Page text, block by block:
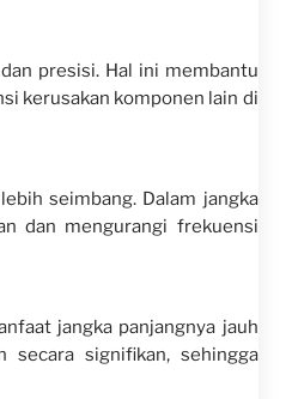
presisi. Hal ini membantu
kerusakan komponen lain di
seimbang. Dalam jangka
dan mengurangi frekuensi
jangka panjangnya jauh
secara signifikan, sehingga